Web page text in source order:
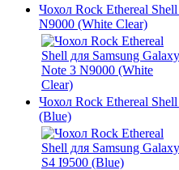
Чохол Rock Ethereal
N9000 (White Clear)
Чохол Rock Ethereal
(Blue)